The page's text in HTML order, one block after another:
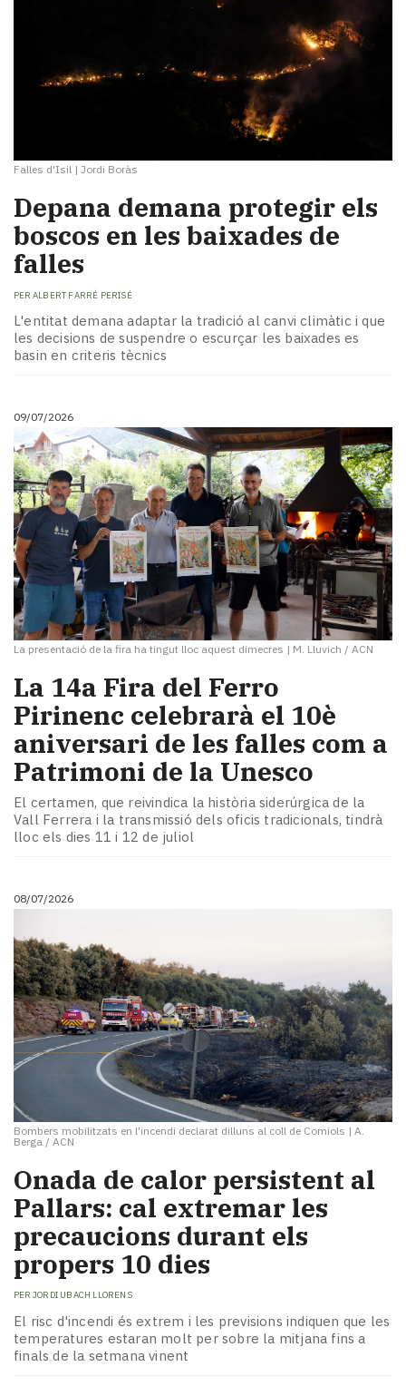
Falles d'Isil | Jordi Boràs
Depana demana protegir els
boscos en les baixades de
falles
PER ALBERT FARRÉ PERISÉ
L'entitat demana adaptar la tradició al canvi climàtic i que
les decisions de suspendre o escurçar les baixades es
basin en criteris tècnics
09/07/2026
La presentació de la fira ha tingut lloc aquest dimecres | M. Lluvich / ACN
La 14a Fira del Ferro
Pirinenc celebrarà el 10è
aniversari de les falles com a
Patrimoni de la Unesco
El certamen, que reivindica la història siderúrgica de la
Vall Ferrera i la transmissió dels oficis tradicionals, tindrà
lloc els dies 11 i 12 de juliol
08/07/2026
Bombers mobilitzats en l'incendi declarat dilluns al coll de Comiols | A.
Berga / ACN
Onada de calor persistent al
Pallars: cal extremar les
precaucions durant els
propers 10 dies
PER JORDI UBACH LLORENS
El risc d'incendi és extrem i les previsions indiquen que les
temperatures estaran molt per sobre la mitjana fins a
finals de la setmana vinent